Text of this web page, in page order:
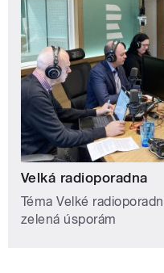
Velká radioporadna
Téma Velké
zelená úsporám